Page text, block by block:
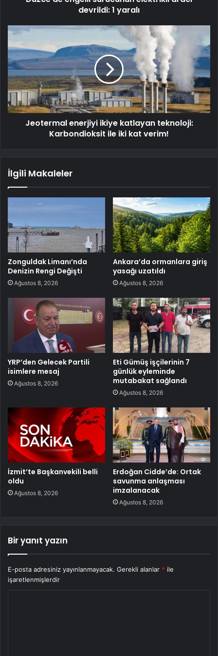
devrildi: 1 yaralı
Jeotermal enerjiyi ikiye katlayan teknoloji:
Karbondioksit ile iki kat verim!
İlgili Makaleler
Zonguldak Limanı’nda
Denizin Rengi Değişti
Ağustos 8, 2026
Ankara’da ormanlara giriş
yasağı uzatıldı
Ağustos 8, 2026
YRP’den Gelecek Partili
isimlere mesaj
Ağustos 8, 2026
Eti Gümüş işçilerinin 7
günlük eyleminde
mutabakat sağlandı
Ağustos 8, 2026
İzmit’te Başkanvekili belli
oldu
Ağustos 8, 2026
Erdoğan Cidde’de: Ortak
savunma anlaşması
imzalanacak
Ağustos 8, 2026
Bir yanıt yazın
E-posta adresiniz yayınlanmayacak. Gerekli alanlar * ile
işaretlenmişlerdir